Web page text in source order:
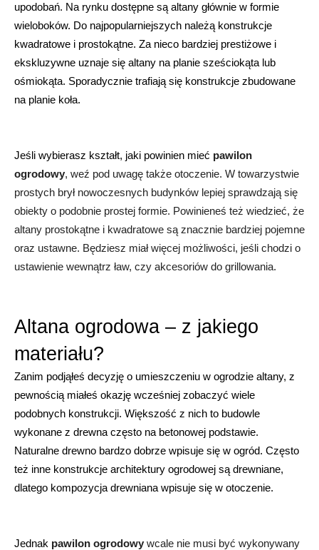
upodobań. Na rynku dostępne są altany głównie w formie
wieloboków. Do najpopularniejszych należą konstrukcje
kwadratowe i prostokątne. Za nieco bardziej prestiżowe i
ekskluzywne uznaje się altany na planie sześciokąta lub
ośmiokąta. Sporadycznie trafiają się konstrukcje zbudowane
na planie koła.
Jeśli wybierasz kształt, jaki powinien mieć pawilon
ogrodowy, weź pod uwagę także otoczenie. W towarzystwie
prostych brył nowoczesnych budynków lepiej sprawdzają się
obiekty o podobnie prostej formie. Powinieneś też wiedzieć, że
altany prostokątne i kwadratowe są znacznie bardziej pojemne
oraz ustawne. Będziesz miał więcej możliwości, jeśli chodzi o
ustawienie wewnątrz ław, czy akcesoriów do grillowania.
Altana ogrodowa – z jakiego
materiału?
Zanim podjąłeś decyzję o umieszczeniu w ogrodzie altany, z
pewnością miałeś okazję wcześniej zobaczyć wiele
podobnych konstrukcji. Większość z nich to budowle
wykonane z drewna często na betonowej podstawie.
Naturalne drewno bardzo dobrze wpisuje się w ogród. Często
też inne konstrukcje architektury ogrodowej są drewniane,
dlatego kompozycja drewniana wpisuje się w otoczenie.
Jednak pawilon ogrodowy wcale nie musi być wykonywany